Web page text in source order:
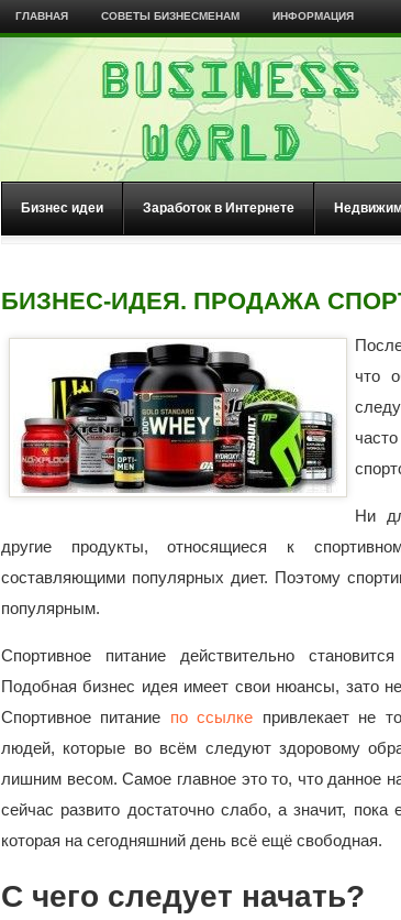
ГЛАВНАЯ СОВЕТЫ БИЗНЕСМЕНАМ ИНФОРМАЦИЯ
Бизнес идеи Заработок в Интернете
БИЗНЕС-ИДЕЯ. ПРОДАЖА
что
Ни
другие продукты, относящиеся к
составляющими популярных диет. Поэтому
популярным.
Спортивное питание действительно
Подобная бизнес идея имеет свои нюансы, зато
Спортивное питание по ссылке привлекает не
людей, которые во всём следуют здоровому
лишним весом. Самое главное это то, что данное
сейчас развито достаточно слабо, а значит,
которая на сегодняшний день всё ещё свободная.
С чего следует начать?